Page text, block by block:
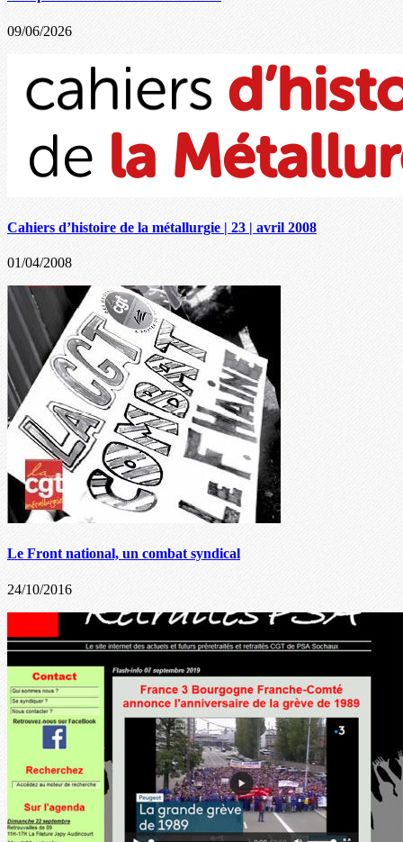
09/06/2026
Cahiers d’histoire de la métallurgie | 23 | avril 2008
01/04/2008
Le Front national, un combat syndical
24/10/2016